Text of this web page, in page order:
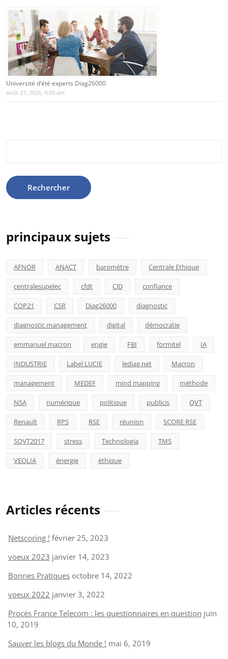
Université d’été experts Diag26000
août 27, 2026, 9:00 am
principaux sujets
AFNOR ANACT baromètre Centrale Ethique
centralesupelec cfdt CJD confiance
COP21 CSR Diag26000 diagnostic
diagnostic management digital démocratie
emmanuel macron engie FBI formitel IA
INDUSTRIE Label LUCIE lediag.net Macron
management MEDEF mind mapping méthode
NSA numérique politique publicis QVT
Renault RPS RSE réunion SCORE RSE
SQVT2017 stress Technologia TMS
VEOLIA énergie éthique
Articles récents
Netscoring ! février 25, 2023
voeux 2023 janvier 14, 2023
Bonnes Pratiques octobre 14, 2022
voeux 2022 janvier 3, 2022
Procès France Telecom : les questionnaires en question juin
10, 2019
Sauver les blogs du Monde ! mai 6, 2019